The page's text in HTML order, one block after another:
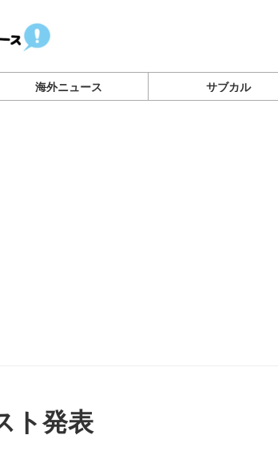
海外ニュース サブカル
ト発表